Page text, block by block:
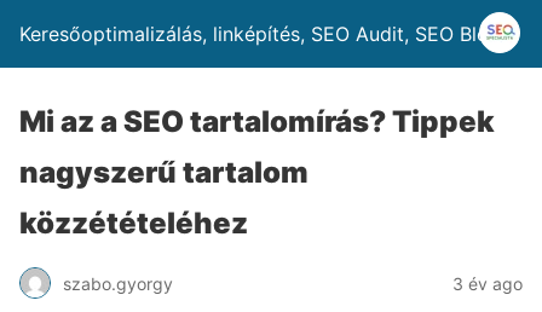
Keresőoptimalizálás, linképítés, SEO Audit, SEO Blog
Mi az a SEO tartalomírás? Tippek
nagyszerű tartalom
közzétételéhez
szabo.gyorgy 3 év ago